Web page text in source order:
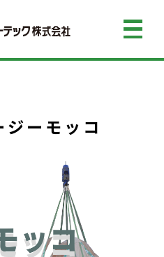
ーモッコ